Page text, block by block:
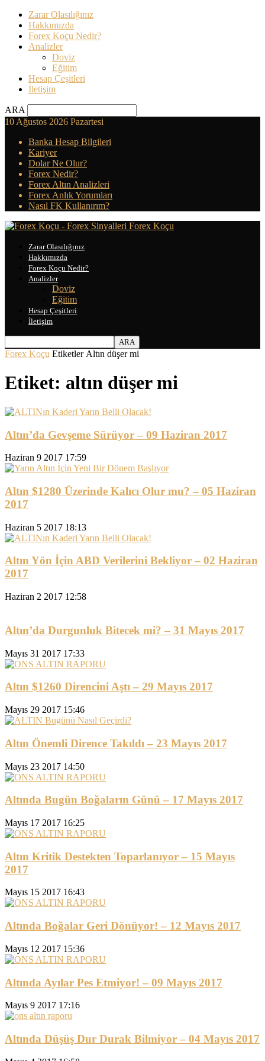
Zarar Olasılığınız
Hakkımızda
Forex Koçu Nedir?
Analizler
Doviz
Eğitim
Hesap Çeşitleri
İletişim
ARA
10 Ağustos 2026 Pazartesi
Banka Hesap Bilgileri
Kariyer
Dolar Ne Olur?
Forex Nedir?
Forex Altın Analizleri
Forex Anlık Yorumları
Nasıl FK Kullanırım?
Forex Koçu
Zarar Olasılığınız
Hakkımızda
Forex Koçu Nedir?
Analizler
Doviz
Eğitim
Hesap Çeşitleri
İletişim
Forex Koçu Etiketler Altın düşer mi
Etiket: altın düşer mi
Altın’da Gevşeme Sürüyor – 09 Haziran 2017
Haziran 9 2017 17:59
Altın $1280 Üzerinde Kalıcı Olur mu? – 05 Haziran
2017
Haziran 5 2017 18:13
Altın Yön İçin ABD Verilerini Bekliyor – 02 Haziran
2017
Haziran 2 2017 12:58
Altın’da Durgunluk Bitecek mi? – 31 Mayıs 2017
Mayıs 31 2017 17:33
Altın $1260 Direncini Aştı – 29 Mayıs 2017
Mayıs 29 2017 15:46
Altın Önemli Dirence Takıldı – 23 Mayıs 2017
Mayıs 23 2017 14:50
Altında Bugün Boğaların Günü – 17 Mayıs 2017
Mayıs 17 2017 16:25
Altın Kritik Destekten Toparlanıyor – 15 Mayıs
2017
Mayıs 15 2017 16:43
Altında Boğalar Geri Dönüyor! – 12 Mayıs 2017
Mayıs 12 2017 15:36
Altında Ayılar Pes Etmiyor! – 09 Mayıs 2017
Mayıs 9 2017 17:16
Altında Düşüş Dur Durak Bilmiyor – 04 Mayıs 2017